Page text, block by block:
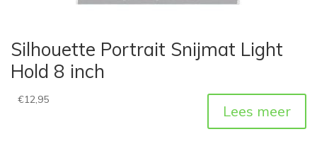
Silhouette Portrait Snijmat Light
Hold 8 inch
€12,95
Lees meer